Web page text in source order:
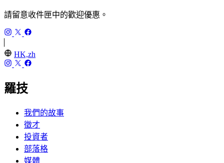
請留意收件匣中的歡迎優惠。
HK,zh
羅技
我們的故事
徵才
投資者
部落格
媒體